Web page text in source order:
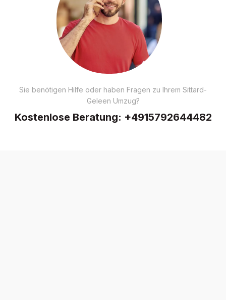
Sie benötigen Hilfe oder haben Fragen zu Ihrem Sittard-
Geleen Umzug?
Kostenlose Beratung: +4915792644482